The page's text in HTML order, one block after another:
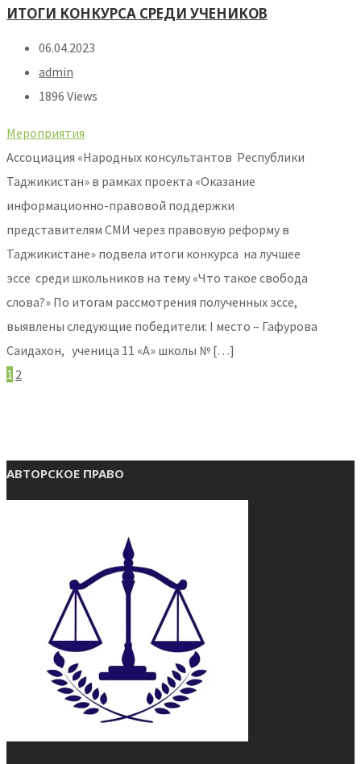
ИТОГИ КОНКУРСА СРЕДИ УЧЕНИКОВ
06.04.2023
admin
1896 Views
Мероприятия
Ассоциация «Народных консультантов Республики
Таджикистан» в рамках проекта «Оказание
информационно-правовой поддержки
представителям СМИ через правовую реформу в
Таджикистане» подвела итоги конкурса на лучшее
эссе среди школьников на тему «Что такое свобода
слова?» По итогам рассмотрения полученных эссе,
выявлены следующие победители: I место – Гафурова
Саидахон, ученица 11 «А» школы № […]
1 2
АВТОРСКОЕ ПРАВО